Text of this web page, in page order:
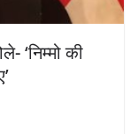
‘निम्मो की